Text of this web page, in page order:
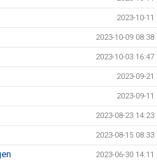
2023-10-11
2023-10-09 08:38
2023-10-03 16:47
2023-09-21
2023-09-11
2023-08-23 14:23
2023-08-15 08:33
2023-06-30 14:11